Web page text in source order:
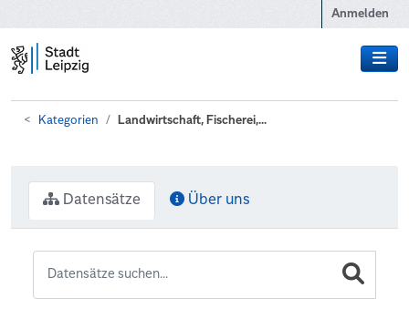
Anmelden
Kategorien Landwirtschaft, Fischerei,...
Datensätze Über uns